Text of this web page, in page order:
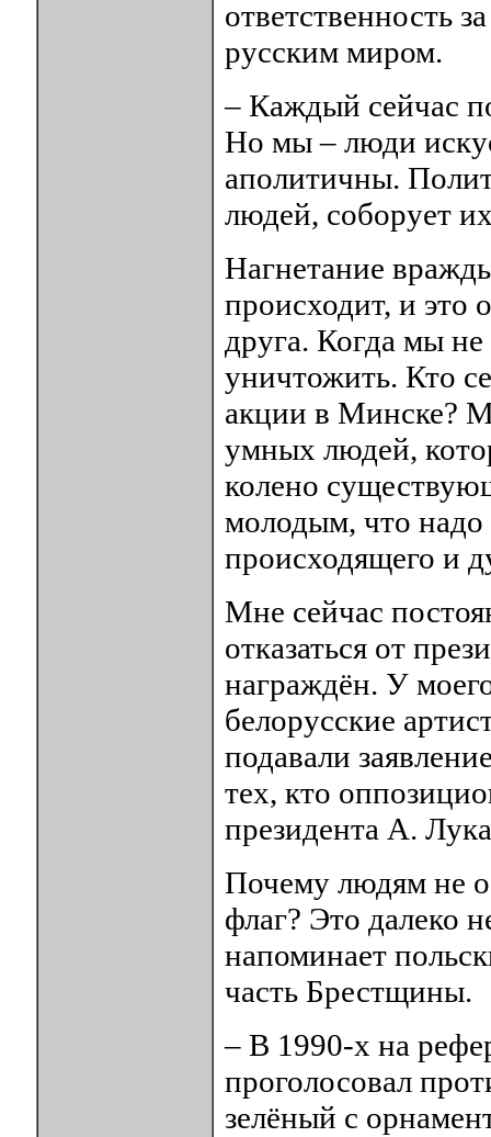
ответственность
русским миром.
– Каждый сейчас
Но мы – люди
аполитичны.
людей, соборует
Нагнетание
происходит, и это
друга. Когда мы
уничтожить. Кто
акции в Минске?
умных людей,
колено
молодым, что надо
происходящего и
Мне сейчас
отказаться от
награждён. У
белорусские
подавали
тех, кто
президента А.
Почему людям не
флаг? Это далеко
напоминает
часть Брестщины.
– В 1990-х на
проголосовал
зелёный с